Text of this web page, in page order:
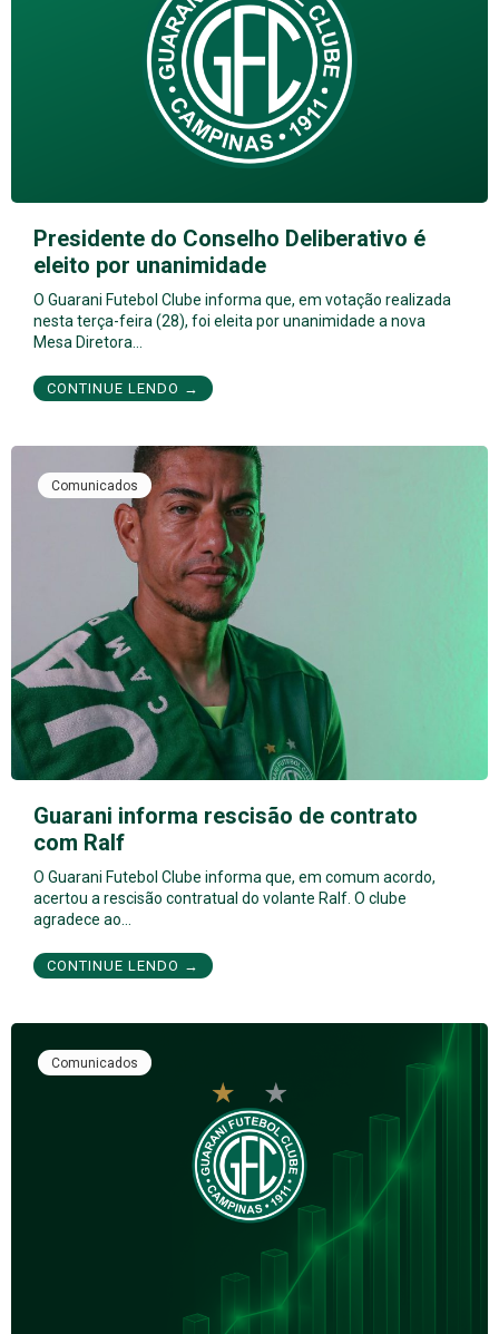
Presidente do Conselho Deliberativo é
eleito por unanimidade
O Guarani Futebol Clube informa que, em votação realizada
nesta terça-feira (28), foi eleita por unanimidade a nova
Mesa Diretora…
CONTINUE LENDO →
Comunicados
Guarani informa rescisão de contrato
com Ralf
O Guarani Futebol Clube informa que, em comum acordo,
acertou a rescisão contratual do volante Ralf. O clube
agradece ao…
CONTINUE LENDO →
Comunicados